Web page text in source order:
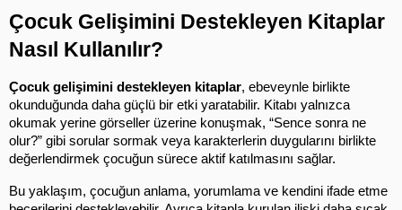
Çocuk Gelişimini Destekleyen Kitaplar
Nasıl Kullanılır?
Çocuk gelişimini destekleyen kitaplar, ebeveynle birlikte
okunduğunda daha güçlü bir etki yaratabilir. Kitabı yalnızca
okumak yerine görseller üzerine konuşmak, “Sence sonra ne
olur?” gibi sorular sormak veya karakterlerin duygularını birlikte
değerlendirmek çocuğun sürece aktif katılmasını sağlar.
Bu yaklaşım, çocuğun anlama, yorumlama ve kendini ifade etme